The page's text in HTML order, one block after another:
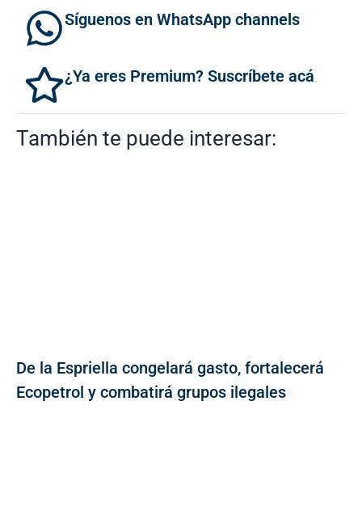
Síguenos en WhatsApp channels
¿Ya eres Premium? Suscríbete acá
También te puede interesar:
De la Espriella congelará gasto, fortalecerá
Ecopetrol y combatirá grupos ilegales